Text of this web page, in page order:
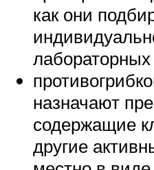
как они
назначают
содержащие
другие